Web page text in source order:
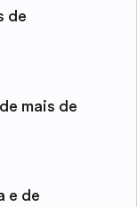
de
mais de
e de